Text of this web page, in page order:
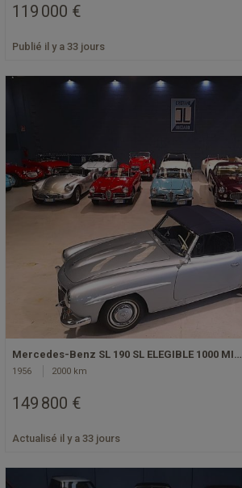
119 000 €
Publié il y a 33 jours
Mercedes-Benz SL 190 SL ELEGIBLE 1000 MI…
1956 2000 km
149 800 €
Actualisé il y a 33 jours